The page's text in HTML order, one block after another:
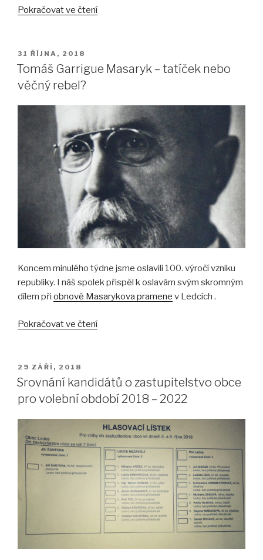
Pokračovat ve čtení„3…
starostou
stává!“
PUBLIKOVÁNO
31 ŘÍJNA, 2018
Tomáš Garrigue Masaryk – tatíček nebo
věčný rebel?
Koncem minulého týdne jsme oslavili 100. výročí vzniku
republiky. I náš spolek přispěl k oslavám svým skromným
dílem při obnově Masarykova pramene v Ledcích .
Pokračovat ve čtení„Tomáš
tatíček
nebo
rebel?“
PUBLIKOVÁNO
29 ZÁŘÍ, 2018
Srovnání kandidátů o zastupitelstvo obce
pro volební období 2018 – 2022